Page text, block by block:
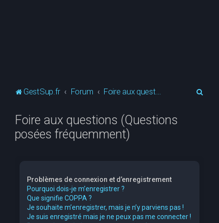
GestSup.fr Forum Foire aux questions (Questions posées fréquemment)
Foire aux questions (Questions
posées fréquemment)
Problèmes de connexion et d’enregistrement
Pourquoi dois-je m’enregistrer ?
Que signifie COPPA ?
Je souhaite m’enregistrer, mais je n’y parviens pas !
Je suis enregistré mais je ne peux pas me connecter !